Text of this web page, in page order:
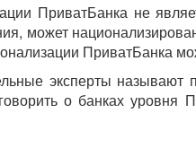
ПриватБанка не
может
ПриватБанка
эксперты
о банках